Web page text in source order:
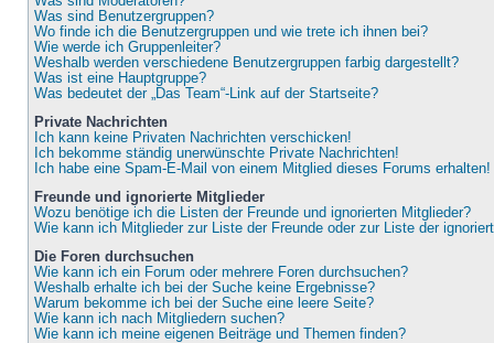
Was sind Benutzergruppen?
Wo finde ich die Benutzergruppen und wie trete ich ihnen bei?
Wie werde ich Gruppenleiter?
Weshalb werden verschiedene Benutzergruppen farbig dargestellt?
Was ist eine Hauptgruppe?
Was bedeutet der „Das Team“-Link auf der Startseite?
Private Nachrichten
Ich kann keine Privaten Nachrichten verschicken!
Ich bekomme ständig unerwünschte Private Nachrichten!
Ich habe eine Spam-E-Mail von einem Mitglied dieses Forums erhalten!
Freunde und ignorierte Mitglieder
Wozu benötige ich die Listen der Freunde und ignorierten Mitglieder?
Wie kann ich Mitglieder zur Liste der Freunde oder zur Liste der
Die Foren durchsuchen
Wie kann ich ein Forum oder mehrere Foren durchsuchen?
Weshalb erhalte ich bei der Suche keine Ergebnisse?
Warum bekomme ich bei der Suche eine leere Seite?
Wie kann ich nach Mitgliedern suchen?
Wie kann ich meine eigenen Beiträge und Themen finden?